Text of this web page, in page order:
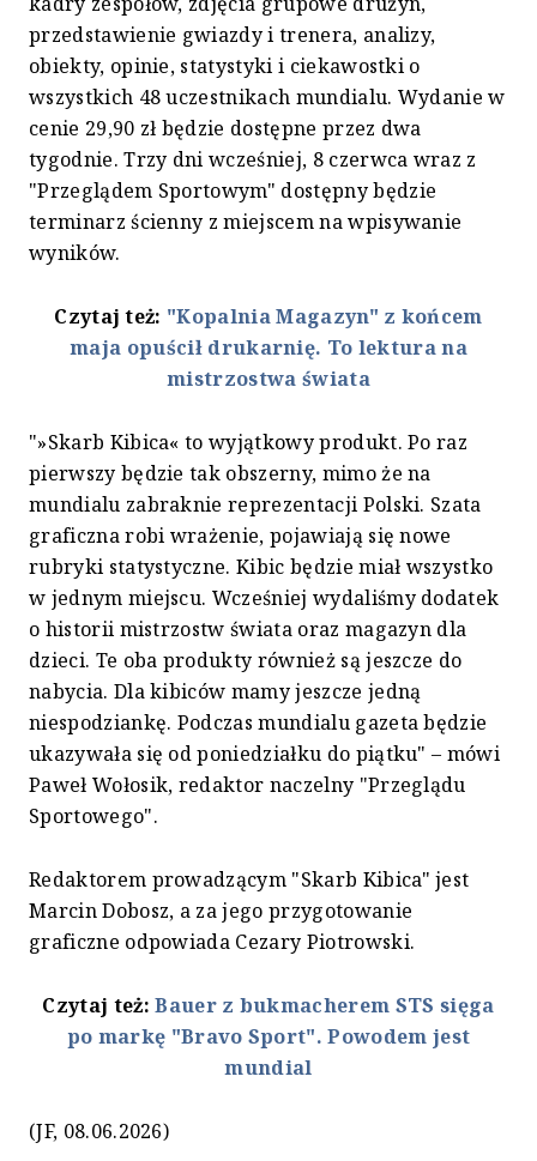
przedstawienie gwiazdy i trenera, analizy,
obiekty, opinie, statystyki i ciekawostki o
wszystkich 48 uczestnikach mundialu. Wydanie w
cenie 29,90 zł będzie dostępne przez dwa
tygodnie. Trzy dni wcześniej, 8 czerwca wraz z
"Przeglądem Sportowym" dostępny będzie
terminarz ścienny z miejscem na wpisywanie
wyników.
Czytaj też: "Kopalnia Magazyn" z końcem
maja opuścił drukarnię. To lektura na
mistrzostwa świata
"»Skarb Kibica« to wyjątkowy produkt. Po raz
pierwszy będzie tak obszerny, mimo że na
mundialu zabraknie reprezentacji Polski. Szata
graficzna robi wrażenie, pojawiają się nowe
rubryki statystyczne. Kibic będzie miał wszystko
w jednym miejscu. Wcześniej wydaliśmy dodatek
o historii mistrzostw świata oraz magazyn dla
dzieci. Te oba produkty również są jeszcze do
nabycia. Dla kibiców mamy jeszcze jedną
niespodziankę. Podczas mundialu gazeta będzie
ukazywała się od poniedziałku do piątku" – mówi
Paweł Wołosik, redaktor naczelny "Przeglądu
Sportowego".
Redaktorem prowadzącym "Skarb Kibica" jest
Marcin Dobosz, a za jego przygotowanie
graficzne odpowiada Cezary Piotrowski.
Czytaj też:Bauer z bukmacherem STS sięga
po markę "Bravo Sport". Powodem jest
mundial
(JF, 08.06.2026)